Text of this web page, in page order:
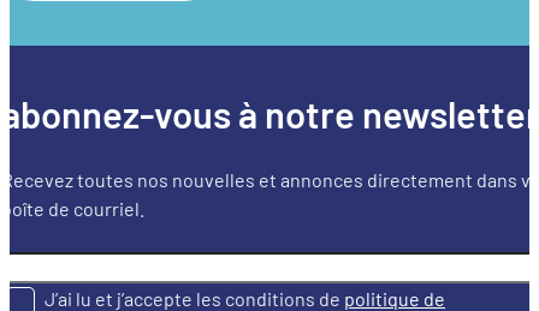
abonnez-vous à notre newsletter
Recevez toutes nos nouvelles et annonces directement dans
boîte de courriel.
J’ai lu et j’accepte les conditions de politique de